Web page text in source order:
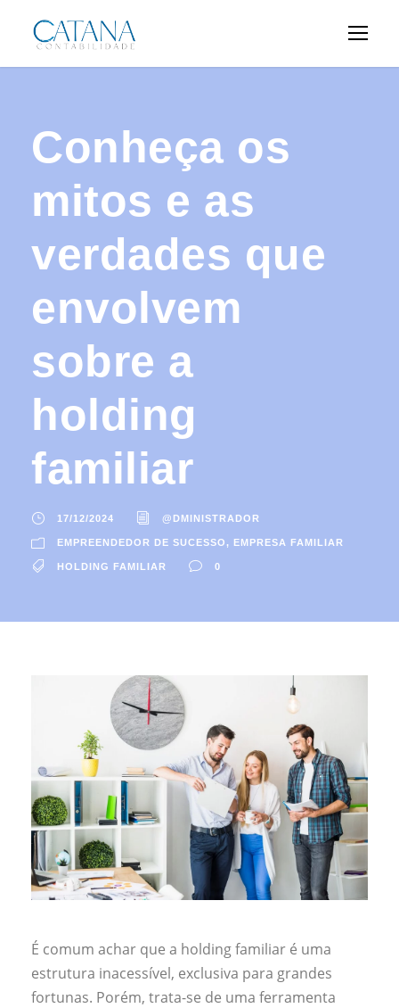
Conheça os
mitos e as
verdades que
envolvem
sobre a
holding
familiar
17/12/2024 @DMINISTRADOR
EMPREENDEDOR DE SUCESSO , EMPRESA FAMILIAR
HOLDING FAMILIAR 0
É comum achar que a holding familiar é uma
estrutura inacessível, exclusiva para grandes
fortunas. Porém, trata-se de uma ferramenta